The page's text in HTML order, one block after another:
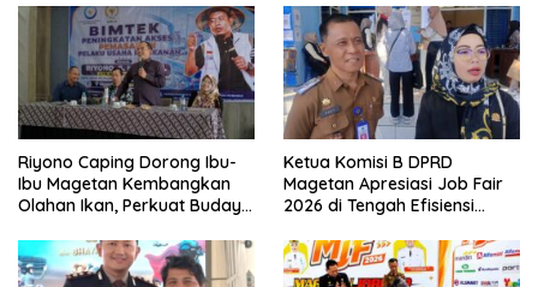
Riyono Caping Dorong Ibu-
Ibu Magetan Kembangkan
Olahan Ikan, Perkuat Budaya
Ketua Komisi B DPRD
Magetan Apresiasi Job Fair
2026 di Tengah Efisiensi